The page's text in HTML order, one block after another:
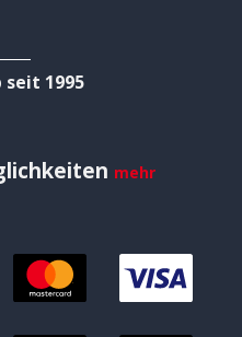
seit 1995
mehr